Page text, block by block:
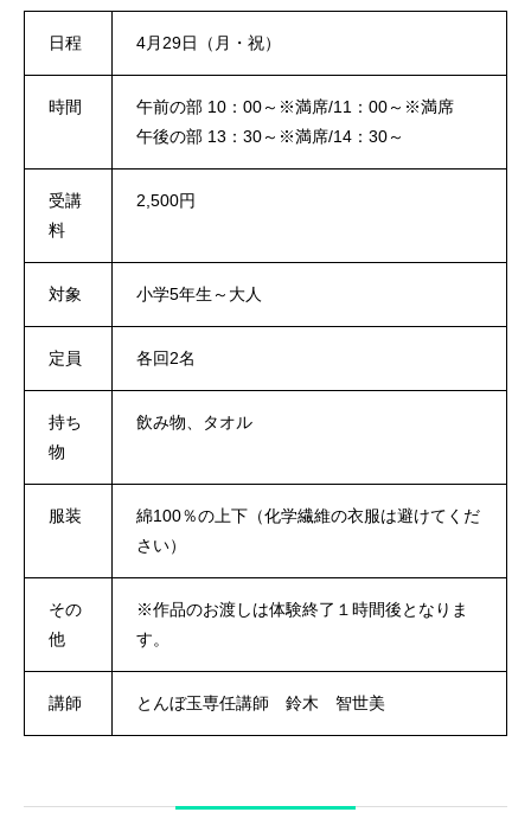
日程 4月29日（月・祝）
時間
午前の部 10：00～※満席/11：00～※満席
午後の部 13：30～※満席/14：30～
受講
料
2,500円
対象 小学5年生～大人
定員 各回2名
持ち
物
飲み物、タオル
服装
綿100％の上下（化学繊維の衣服は避けてくだ
さい）
その
他
※作品のお渡しは体験終了１時間後となりま
す。
講師 とんぼ玉専任講師 鈴木 智世美